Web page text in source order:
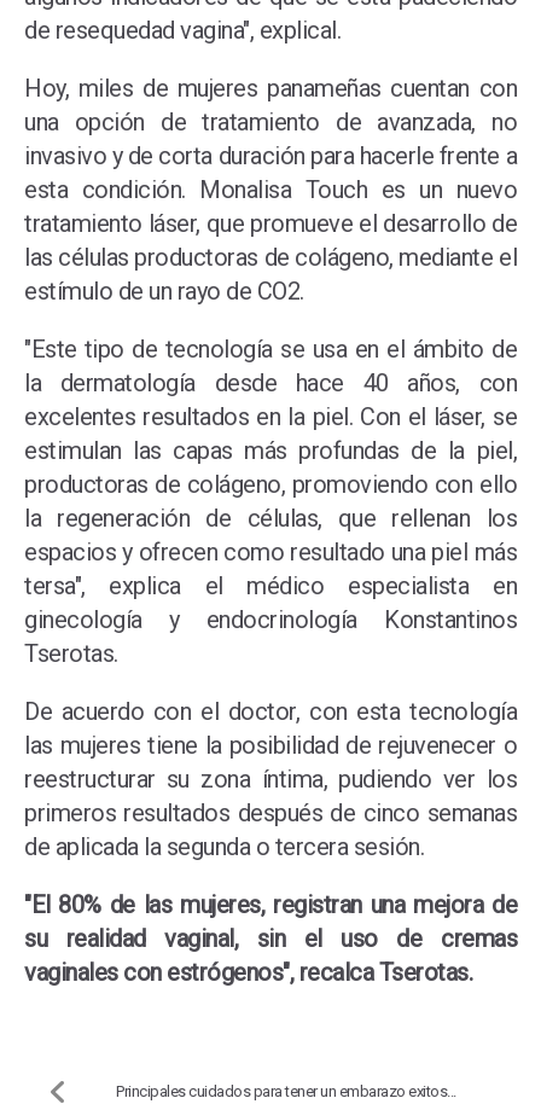
de resequedad vagina", explical.
Hoy, miles de mujeres panameñas cuentan con
una opción de tratamiento de avanzada, no
invasivo y de corta duración para hacerle frente a
esta condición. Monalisa Touch es un nuevo
tratamiento láser, que promueve el desarrollo de
las células productoras de colágeno, mediante el
estímulo de un rayo de CO2.
"Este tipo de tecnología se usa en el ámbito de
la dermatología desde hace 40 años, con
excelentes resultados en la piel. Con el láser, se
estimulan las capas más profundas de la piel,
productoras de colágeno, promoviendo con ello
la regeneración de células, que rellenan los
espacios y ofrecen como resultado una piel más
tersa", explica el médico especialista en
ginecología y endocrinología Konstantinos
Tserotas.
De acuerdo con el doctor, con esta tecnología
las mujeres tiene la posibilidad de rejuvenecer o
reestructurar su zona íntima, pudiendo ver los
primeros resultados después de cinco semanas
de aplicada la segunda o tercera sesión.
"El 80% de las mujeres, registran una mejora de
su realidad vaginal, sin el uso de cremas
vaginales con estrógenos", recalca Tserotas.
Principales cuidados para tener un embarazo exitos...